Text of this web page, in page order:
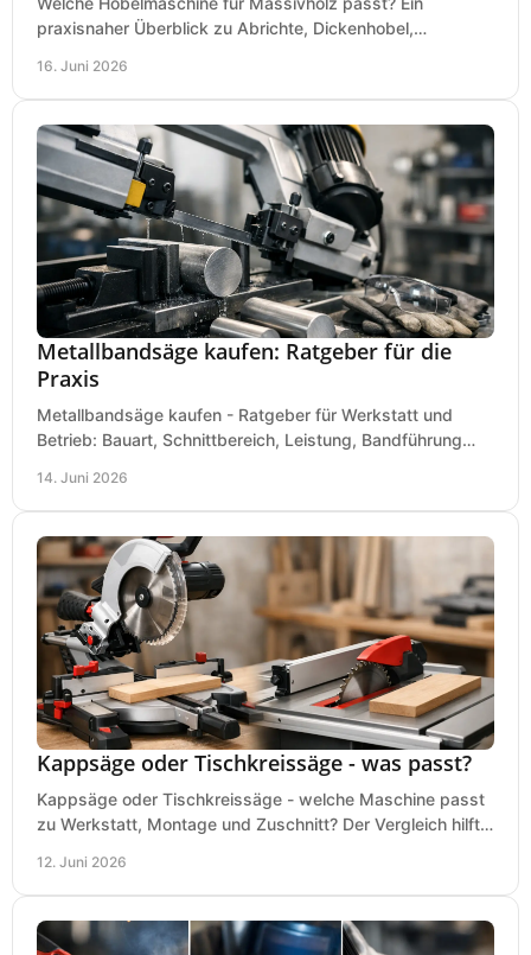
praxisnaher Überblick zu Abrichte, Dickenhobel,
16. Juni 2026
Metallbandsäge kaufen: Ratgeber für die
Praxis
Metallbandsäge kaufen - Ratgeber für Werkstatt und
Betrieb: Bauart, Schnittbereich, Leistung, Bandführung
14. Juni 2026
Kappsäge oder Tischkreissäge - was passt?
Kappsäge oder Tischkreissäge - welche Maschine passt
zu Werkstatt, Montage und Zuschnitt? Der Vergleich hilft
12. Juni 2026